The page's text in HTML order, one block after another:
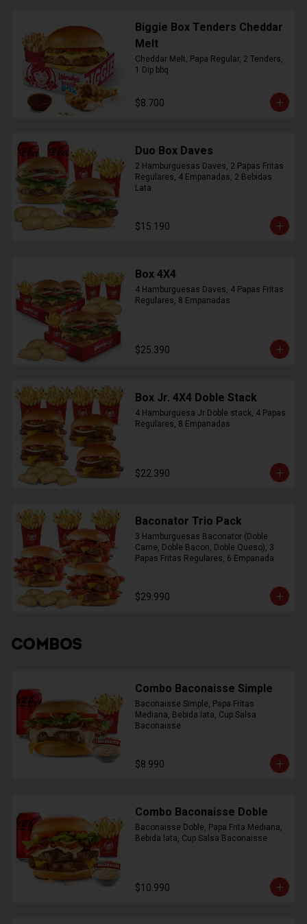
Biggie Box Tenders Cheddar
Melt
Cheddar Melt, Papa Regular, 2 Tenders,
1 Dip bbq
$8.700
Duo Box Daves
2 Hamburguesas Daves, 2 Papas Fritas
Regulares, 4 Empanadas, 2 Bebidas
Lata.
$15.190
Box 4X4
4 Hamburguesas Daves, 4 Papas Fritas
Regulares, 8 Empanadas
$25.390
Box Jr. 4X4 Doble Stack
4 Hamburguesa Jr Doble stack, 4 Papas
Regulares, 8 Empanadas
$22.390
Baconator Trio Pack
3 Hamburguesas Baconator (Doble
Carne, Doble Bacon, Doble Queso), 3
Papas Fritas Regulares, 6 Empanada
$29.990
COMBOS
Combo Baconaisse Simple
Baconaisse Simple, Papa Fritas
Mediana, Bebida lata, Cup Salsa
Baconaisse
$8.990
Combo Baconaisse Doble
Baconaisse Doble, Papa Frita Mediana,
Bebida lata, Cup Salsa Baconaisse
$10.990